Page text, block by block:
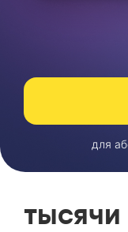
для
тысячи